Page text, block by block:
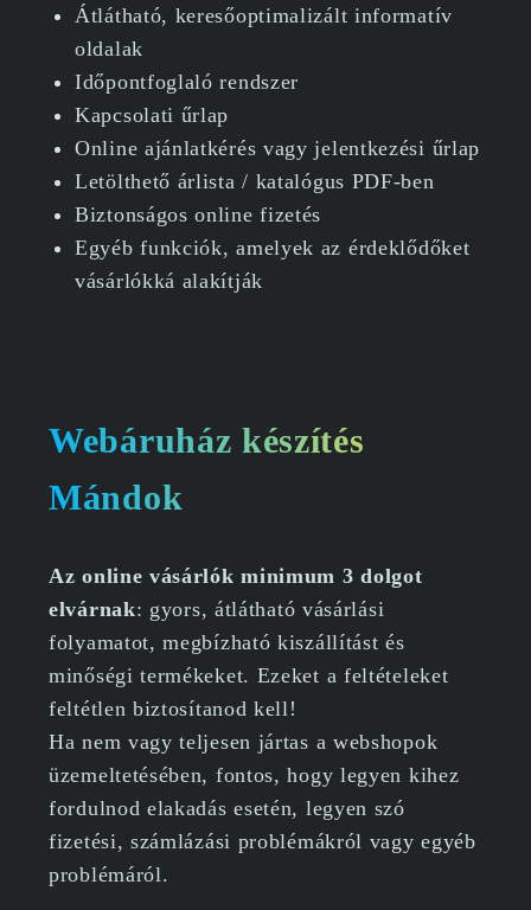
Átlátható, keresőoptimalizált informatív
oldalak
Időpontfoglaló rendszer
Kapcsolati űrlap
Online ajánlatkérés vagy jelentkezési űrlap
Letölthető árlista / katalógus PDF-ben
Biztonságos online fizetés
Egyéb funkciók, amelyek az érdeklődőket
vásárlókká alakítják
Webáruház készítés
Mándok
Az online vásárlók minimum 3 dolgot
elvárnak: gyors, átlátható vásárlási
folyamatot, megbízható kiszállítást és
minőségi termékeket. Ezeket a feltételeket
feltétlen biztosítanod kell!
Ha nem vagy teljesen jártas a webshopok
üzemeltetésében, fontos, hogy legyen kihez
fordulnod elakadás esetén, legyen szó
fizetési, számlázási problémákról vagy egyéb
problémáról.